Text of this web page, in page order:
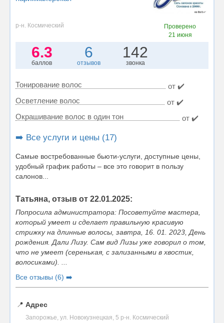
р-н. Космический
Проверено
21 июня
6.3
баллов
6
отзывов
142
звонка
Тонирование волос
от ✔️
Осветление волос
от ✔️
Окрашивание волос в один тон
от ✔️
➡️ Все услуги и цены (17)
Самые востребованные бьюти-услуги, доступные цены,
удобный график работы – все это говорит в пользу
салонов...
Татьяна, отзыв от 22.01.2025:
Попросила администратора: Посоветуйте мастера,
который умеет и сделает правильную красивую
стрижку на длинные волосы, завтра, 16. 01. 2023, День
рождения. Дали Лизу. Сам вид Лизы уже говорил о том,
что не умеет (серенькая, с зализанными в хвостик,
волосиками). ...
Все отзывы (6) ➡️
📍 Адрес
Запорожье, ул. Новокузнецкая, 5 р-н. Космический